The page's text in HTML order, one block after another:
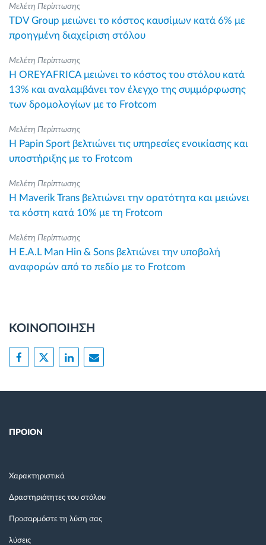
Μελέτη Περίπτωσης
TDV Group μειώνει το κόστος καυσίμων κατά 6% με
προηγμένη διαχείριση στόλου
Μελέτη Περίπτωσης
Η OREYAFRICA μειώνει το κόστος του στόλου κατά
13% και αναλαμβάνει τον έλεγχο της συμμόρφωσης
των δρομολογίων με το Frotcom
Μελέτη Περίπτωσης
Η Papin Sport βελτιώνει τις υπηρεσίες ενοικίασης και
υποστήριξης με το Frotcom
Μελέτη Περίπτωσης
Η Maverik Trans βελτιώνει την ορατότητα και μειώνει
τα κόστη κατά 10% με τη Frotcom
Μελέτη Περίπτωσης
Η E.A.L Man Hin & Sons βελτιώνει την υποβολή
αναφορών από το πεδίο με το Frotcom
ΚΟΙΝΟΠΟΙΗΣΗ
ΠΡΟΙΟΝ
Χαρακτηριστικά
Δραστηριότητες του στόλου
Προσαρμόστε τη λύση σας
λύσεις